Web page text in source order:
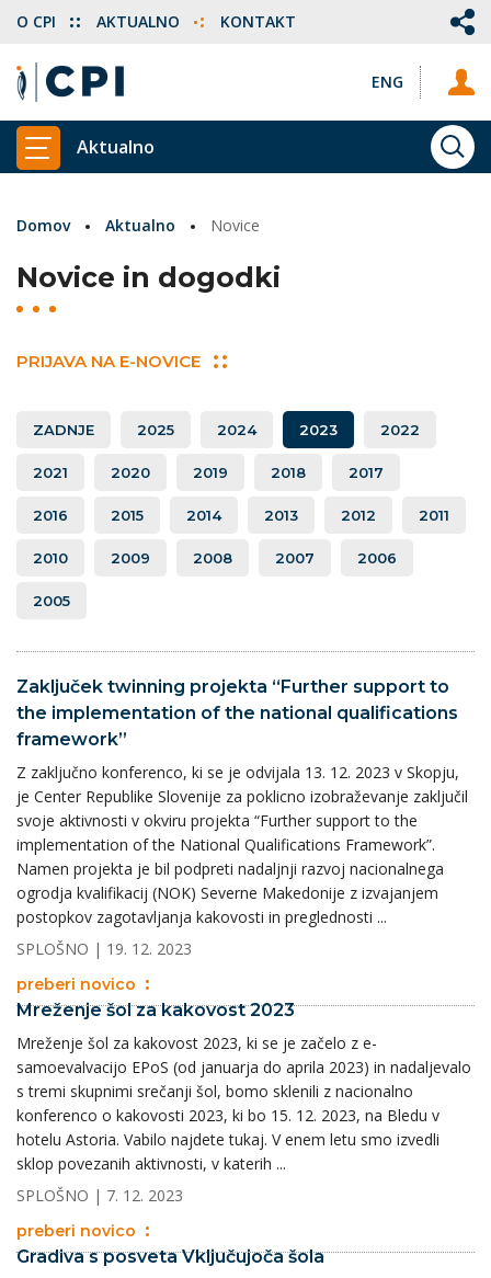
ENG
O CPI AKTUALNO KONTAKT
PRIKAŽI GLAVNI MENI
Aktualno
Domov Aktualno Novice
Novice in dogodki
PRIJAVA NA E-NOVICE
ZADNJE 2025 2024 2023 2022
2021 2020 2019 2018 2017
2016 2015 2014 2013 2012 2011
2010 2009 2008 2007 2006
2005
Zaključek twinning projekta “Further support to
the implementation of the national qualifications
framework”
Z zaključno konferenco, ki se je odvijala 13. 12. 2023 v Skopju,
je Center Republike Slovenije za poklicno izobraževanje zaključil
svoje aktivnosti v okviru projekta “Further support to the
implementation of the National Qualifications Framework”.
Namen projekta je bil podpreti nadaljnji razvoj nacionalnega
ogrodja kvalifikacij (NOK) Severne Makedonije z izvajanjem
postopkov zagotavljanja kakovosti in preglednosti ...
SPLOŠNO | 19. 12. 2023
preberi novico
Mreženje šol za kakovost 2023
Mreženje šol za kakovost 2023, ki se je začelo z e-
samoevalvacijo EPoS (od januarja do aprila 2023) in nadaljevalo
s tremi skupnimi srečanji šol, bomo sklenili z nacionalno
konferenco o kakovosti 2023, ki bo 15. 12. 2023, na Bledu v
hotelu Astoria. Vabilo najdete tukaj. V enem letu smo izvedli
sklop povezanih aktivnosti, v katerih ...
SPLOŠNO | 7. 12. 2023
preberi novico
Gradiva s posveta Vključujoča šola